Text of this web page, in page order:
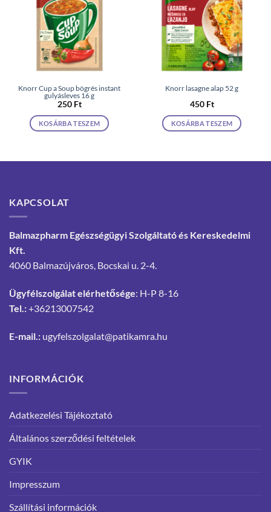
Knorr Cup a Soup bögrés instant
gulyásleves 16 g
250 Ft
KOSÁRBA TESZEM
Knorr lasagne alap 52 g
450 Ft
KOSÁRBA TESZEM
KAPCSOLAT
Balmazpharm Egészségügyi Szolgáltató és Kereskedelmi
Kft.
4060 Balmazújváros, Bocskai u. 2-4.
Ügyfélszolgálat elérhetősége: H-P 8-16
Tel.:+36213007542
E-mail.: ugyfelszolgalat@patikamra.hu
INFORMÁCIÓK
Adatkezelési Tájékoztató
Általános szerződési feltételek
GYIK
Impresszum
Szállítási információk